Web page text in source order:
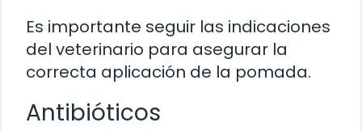
Es importante seguir las indicaciones
del veterinario para asegurar la
correcta aplicación de la pomada.
Antibióticos